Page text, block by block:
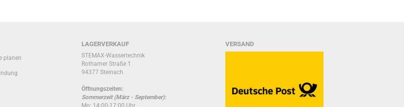
planen
LAGERVERKAUF
STEMAX-Wassertechnik
Rothamer Straße 1
94377 Steinach
Öffnungszeiten:
Sommerzeit (März - September):
Mo: 14:00-17:00 Uhr
VERSAND